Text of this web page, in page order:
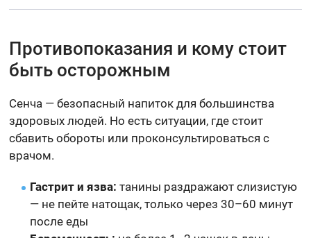
Противопоказания и кому стоит
быть осторожным
Сенча — безопасный напиток для большинства
здоровых людей. Но есть ситуации, где стоит
сбавить обороты или проконсультироваться с
врачом.
Гастрит и язва: танины раздражают слизистую
— не пейте натощак, только через 30–60 минут
после еды